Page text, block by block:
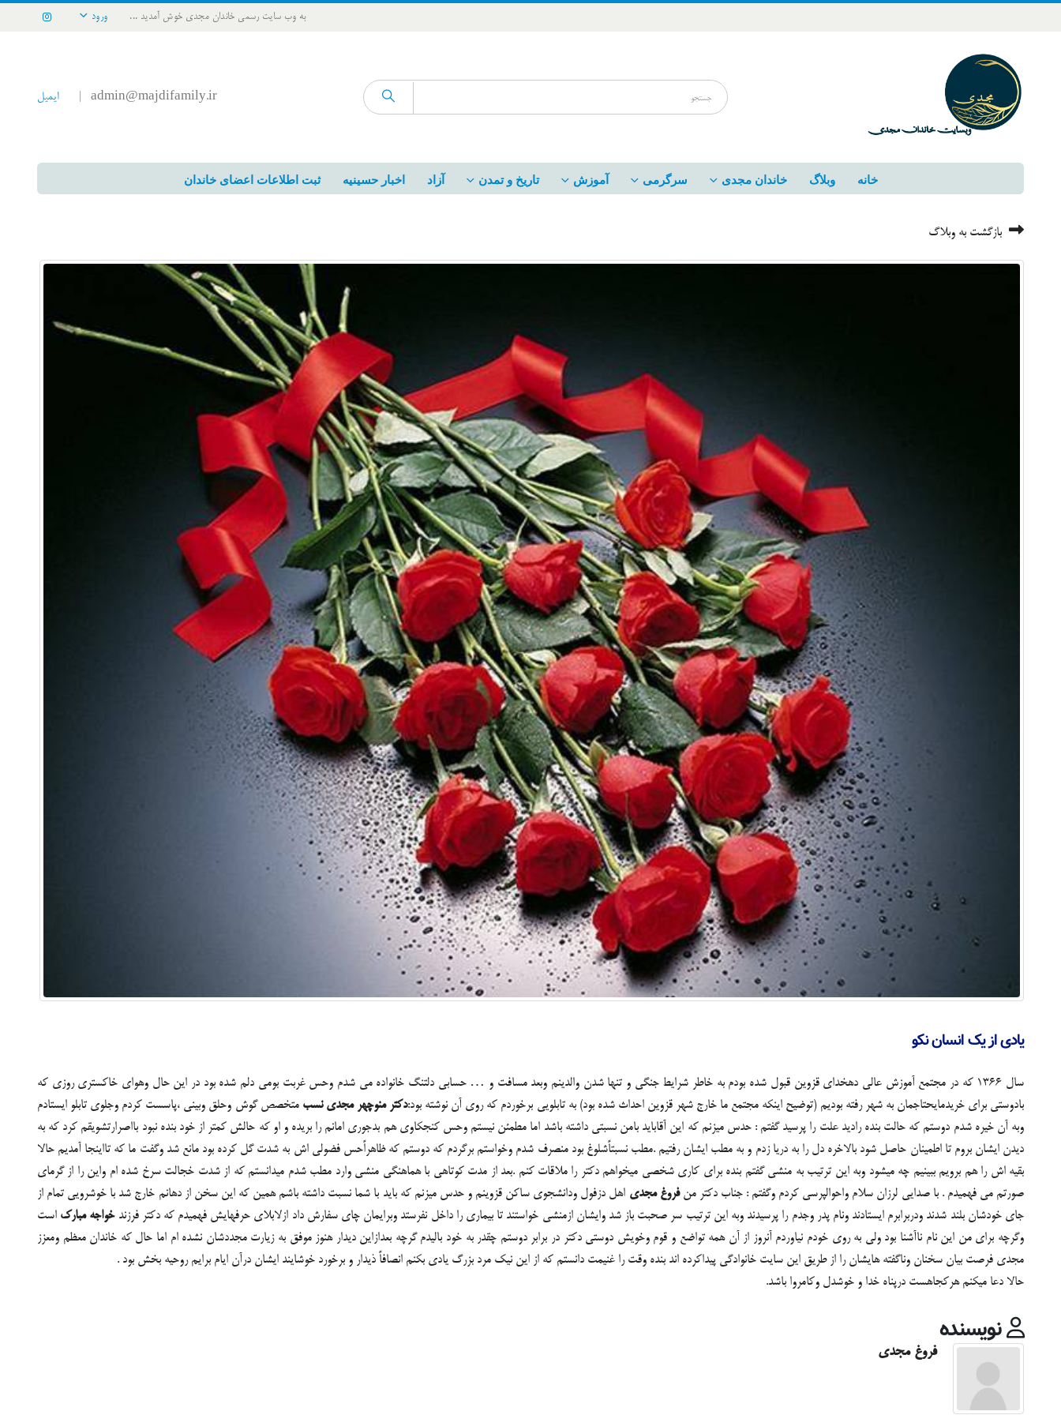
به وب سایت رسمی خاندان مجدی خوش آمدید ... ورود
admin@majdifamily.ir ایمیل
خانه وبلاگ خاندان مجدی سرگرمی آموزش تاریخ و تمدن آزاد اخبار حسینیه ثبت اطلاعات اعضای خاندان
بازگشت به وبلاگ
یادی از یک انسان نکو
سال 1366 که در مجتمع آموزش عالی دهخدای قزوین قبول شده بودم به خاطر شرایط جنگی و تنها شدن والدینم وبعد مسافت و … حسابی دلتنگ خانواده می شدم وحس غربت بومی دلم شده بود در این حال وهوای خاکستری روزی که
بادوستی برای خریدمایحتاجمان به شهر رفته بودیم (توضیح اینکه مجتمع ما خارج شهر قزوین احداث شده بود) به تابلویی برخوردم که روی آن نوشته بود:دکتر منوچهر مجدی نسبمتخصص گوش وحلق وبینی ،پاسست کردم وجلوی تابلو ایستادم
وبه آن خیره شدم دوستم که حالت بنده رادید علت را پرسید گفتم : حدس میزنم که این آقاباید بامن نسبتی داشته باشد اما مطمئن نیستم وحس کنجکاوی هم بدجوری امانم را بریده و او که حالش کمتر از خود بنده نبود بااصرارتشویقم کرد که به
دیدن ایشان بروم تا اطمینان حاصل شود بالاخره دل را به دریا زدم و به مطب ایشان رفتیم .مطب نسبتاًشلوغ بود منصرف شدم وخواستم برگردم که دوستم که ظاهراًحس فضولی اش به شدت گل کرده بود مانع شد وگفت ما که تااینجا آمدیم حالا
بقیه اش را هم برویم ببینیم چه میشود وبه این ترتیب به منشی گفتم بنده برای کاری شخصی میخواهم دکتر را ملاقات کنم .بعد از مدت کوتاهی با هماهنگی منشی وارد مطب شدم میدانستم که از شدت خجالت سرخ شده ام واین را از گرمای
صورتم می فهمیدم . با صدایی لرزان سلام واحوالپرسی کردم وگفتم : جناب دکتر منفروغ مجدی اهل دزفول ودانشجوی ساکن قزوینم و حدس میزنم که باید با شما نسبت داشته باشم همین که این سخن از دهانم خارج شد با خوشرویی تمام از
جای خودشان بلند شدند ودربرابرم ایستادند ونام پدر وجدم را پرسیدند وبه این ترتیب سر صحبت باز شد وایشان ازمنشی خواستند تا بیماری را داخل نفرستد وبرایمان چای سفارش داد ازلابلای حرفهایش فهمیدم که دکتر فرزندخواجه مبارک است
وگرچه برای من این نام ناآشنا بود ولی به روی خودم نیاوردم آنروز از آن همه تواضع و قوم وخویش دوستی دکتر در برابر دوستم چقدر به خود بالیدم گرچه بعدازاین دیدار هنوز موفق به زیارت مجددشان نشده ام اما حال که خاندان معظم ومعزز
مجدی فرصت بیان سخنان وناگفته هایشان را از طریق این سایت خانوادگی پیداکرده اند بنده وقت را غنیمت دانستم که از این نیک مرد بزرگ یادی بکنم انصافاً ذیدار و برخورد خوشایند ایشان درآن ایام برایم روحیه بخش بود .
حالا دعا میکنم هرکجاهست درپناه خدا و خوشدل وکامروا باشد.
نویسنده
فروغ مجدی